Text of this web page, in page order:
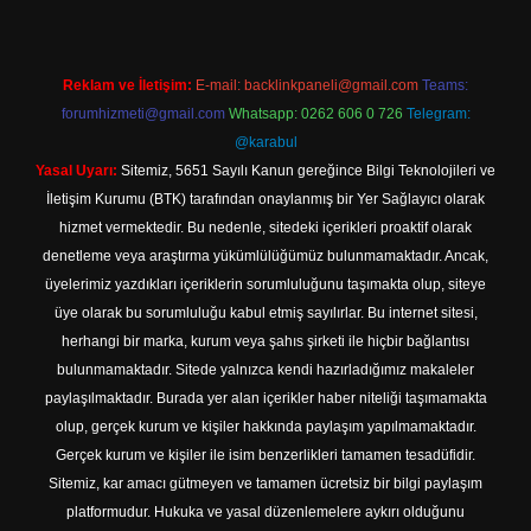
Reklam ve İletişim: E-mail: backlinkpaneli@gmail.com Teams:
forumhizmeti@gmail.com Whatsapp: 0262 606 0 726 Telegram:
@karabul
Yasal Uyarı: Sitemiz, 5651 Sayılı Kanun gereğince Bilgi Teknolojileri ve
İletişim Kurumu (BTK) tarafından onaylanmış bir Yer Sağlayıcı olarak
hizmet vermektedir. Bu nedenle, sitedeki içerikleri proaktif olarak
denetleme veya araştırma yükümlülüğümüz bulunmamaktadır. Ancak,
üyelerimiz yazdıkları içeriklerin sorumluluğunu taşımakta olup, siteye
üye olarak bu sorumluluğu kabul etmiş sayılırlar. Bu internet sitesi,
herhangi bir marka, kurum veya şahıs şirketi ile hiçbir bağlantısı
bulunmamaktadır. Sitede yalnızca kendi hazırladığımız makaleler
paylaşılmaktadır. Burada yer alan içerikler haber niteliği taşımamakta
olup, gerçek kurum ve kişiler hakkında paylaşım yapılmamaktadır.
Gerçek kurum ve kişiler ile isim benzerlikleri tamamen tesadüfidir.
Sitemiz, kar amacı gütmeyen ve tamamen ücretsiz bir bilgi paylaşım
platformudur. Hukuka ve yasal düzenlemelere aykırı olduğunu